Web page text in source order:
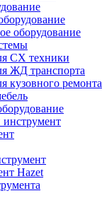
оборудование
СХ техники
ЖД транспорта
кузовного ремонта
Hazet